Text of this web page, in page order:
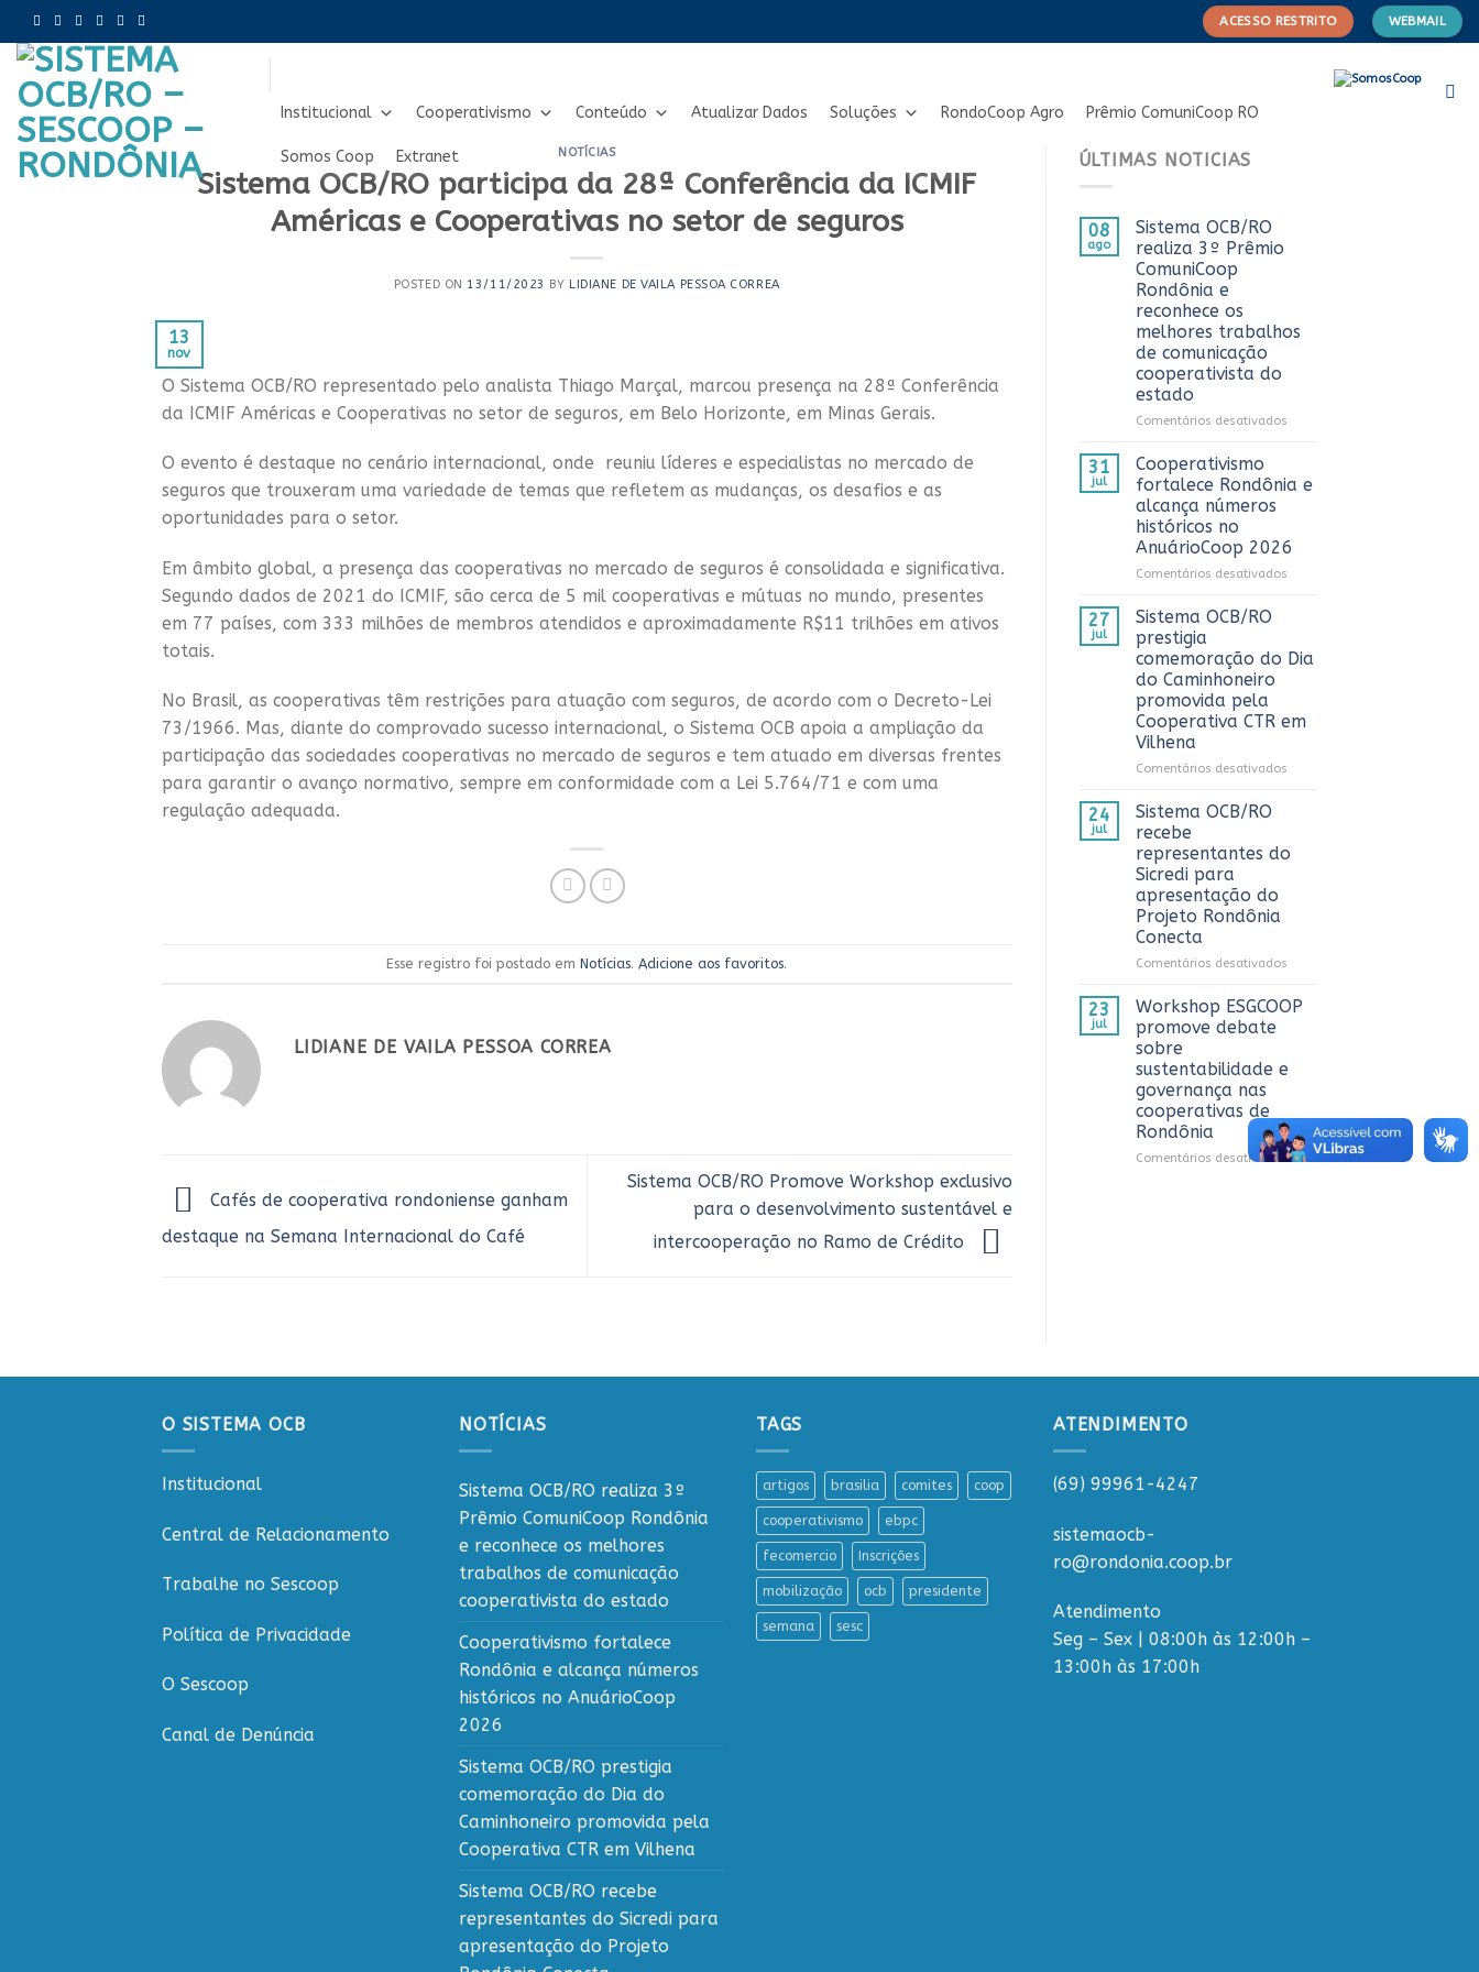
to
content
ACESSO RESTRITO WEBMAIL
Institucional Cooperativismo Conteúdo Atualizar Dados Soluções RondoCoop Agro Prêmio ComuniCoop RO
Somos Coop Extranet NOTÍCIAS
Sistema OCB/RO participa da 28ª Conferência da ICMIF
Américas e Cooperativas no setor de seguros
POSTED ON 13/11/2023 BY LIDIANE DE VAILA PESSOA CORREA
13
nov
O Sistema OCB/RO representado pelo analista Thiago Marçal, marcou presença na 28ª Conferência
da ICMIF Américas e Cooperativas no setor de seguros, em Belo Horizonte, em Minas Gerais.
O evento é destaque no cenário internacional, onde reuniu líderes e especialistas no mercado de
seguros que trouxeram uma variedade de temas que refletem as mudanças, os desafios e as
oportunidades para o setor.
Em âmbito global, a presença das cooperativas no mercado de seguros é consolidada e significativa.
Segundo dados de 2021 do ICMIF, são cerca de 5 mil cooperativas e mútuas no mundo, presentes
em 77 países, com 333 milhões de membros atendidos e aproximadamente R$11 trilhões em ativos
totais.
No Brasil, as cooperativas têm restrições para atuação com seguros, de acordo com o Decreto-Lei
73/1966. Mas, diante do comprovado sucesso internacional, o Sistema OCB apoia a ampliação da
participação das sociedades cooperativas no mercado de seguros e tem atuado em diversas frentes
para garantir o avanço normativo, sempre em conformidade com a Lei 5.764/71 e com uma
regulação adequada.
Esse registro foi postado emNotícias.Adicione aos favoritos.
LIDIANE DE VAILA PESSOA CORREA
Cafés de cooperativa rondoniense ganham
destaque na Semana Internacional do Café
Sistema OCB/RO Promove Workshop exclusivo
para o desenvolvimento sustentável e
intercooperação no Ramo de Crédito
ÚLTIMAS NOTICIAS
08
ago
Sistema OCB/RO
realiza 3º Prêmio
ComuniCoop
Rondônia e
reconhece os
melhores trabalhos
de comunicação
cooperativista do
estado
Comentários desativadosem
3º
Rondônia
e
de
do
31
jul
Cooperativismo
fortalece Rondônia e
alcança números
históricos no
AnuárioCoop 2026
Comentários desativadosem
alcança
no
27
jul
Sistema OCB/RO
prestigia
comemoração do Dia
do Caminhoneiro
promovida pela
Cooperativa CTR em
Vilhena
Comentários desativadosem
do
em
24
jul
Sistema OCB/RO
recebe
representantes do
Sicredi para
apresentação do
Projeto Rondônia
Conecta
Comentários desativadosem
OCB/RO
Sicredi
do
Projeto
23
jul
Workshop ESGCOOP
promove debate
sobre
sustentabilidade e
governança nas
cooperativas de
Rondônia
Comentários desativadosem
O SISTEMA OCB
Institucional
Central de Relacionamento
Trabalhe no Sescoop
Política de Privacidade
O Sescoop
Canal de Denúncia
NOTÍCIAS
Sistema OCB/RO realiza 3º
Prêmio ComuniCoop Rondônia
e reconhece os melhores
trabalhos de comunicação
cooperativista do estado
Cooperativismo fortalece
Rondônia e alcança números
históricos no AnuárioCoop
2026
Sistema OCB/RO prestigia
comemoração do Dia do
Caminhoneiro promovida pela
Cooperativa CTR em Vilhena
Sistema OCB/RO recebe
representantes do Sicredi para
apresentação do Projeto
TAGS
artigos brasilia comites coop
cooperativismo ebpc
fecomercio Inscrições
mobilização ocb presidente
semana sesc
ATENDIMENTO
(69) 99961-4247
sistemaocb-
ro@rondonia.coop.br
Atendimento
Seg – Sex | 08:00h às 12:00h –
13:00h às 17:00h